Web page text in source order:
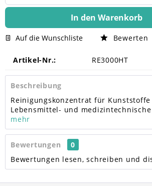
In den Warenkorb
Auf die Wunschliste Bewerten
Artikel-Nr.: RE3000HT
Beschreibung
Reinigungskonzentrat für
Lebensmittel- und
mehr
Bewertungen
0
Bewertungen lesen, schreiben und